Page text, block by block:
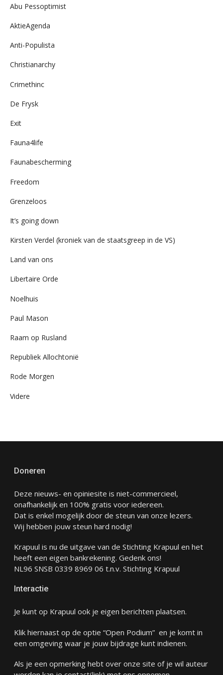
Abu Pessoptimist
AktieAgenda
Anti-Populista
Christianarchy
Crimethinc
De Frysk
Exit
Fauna4life
Faunabescherming
Freedom
Grenzeloos
It’s going down
Kirsten Verdel (kroniek van de staatsgreep in de VS)
Land van ons
Libertaire Orde
Noelhuis
Paul Mason
Raam op Rusland
Republiek Allochtonië
Rode Morgen
Videre
Doneren
Deze nieuws- en opiniesite is niet-commercieel,
onafhankelijk en 100% gratis voor iedereen.
Dat is enkel mogelijk door de steun van onze lezers.
Wij hebben jouw steun hard nodig!
Krapuul is nu de uitgave van de Stichting Krapuul en het
heeft een eigen bankrekening. Gedenk ons!
NL96 SNSB 0339 8969 06 t.n.v. Stichting Krapuul
Interactie
Je kunt op Krapuul ook je eigen berichten plaatsen.
Klik hiernaast op de optie “Open Podium” en je komt in
een omgeving waar je jouw bijdrage kunt indienen.
Als je een opmerking hebt over onze site of je wil auteur